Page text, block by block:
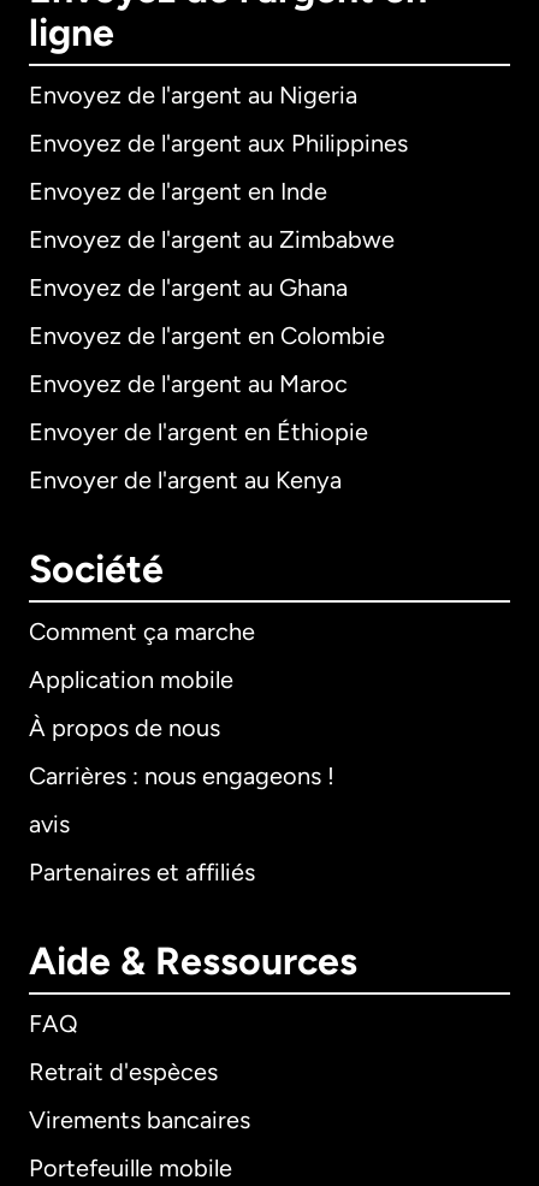
ligne
Envoyez de l'argent au Nigeria
Envoyez de l'argent aux Philippines
Envoyez de l'argent en Inde
Envoyez de l'argent au Zimbabwe
Envoyez de l'argent au Ghana
Envoyez de l'argent en Colombie
Envoyez de l'argent au Maroc
Envoyer de l'argent en Éthiopie
Envoyer de l'argent au Kenya
Société
Comment ça marche
Application mobile
À propos de nous
Carrières : nous engageons !
avis
Partenaires et affiliés
Aide & Ressources
FAQ
Retrait d'espèces
Virements bancaires
Portefeuille mobile